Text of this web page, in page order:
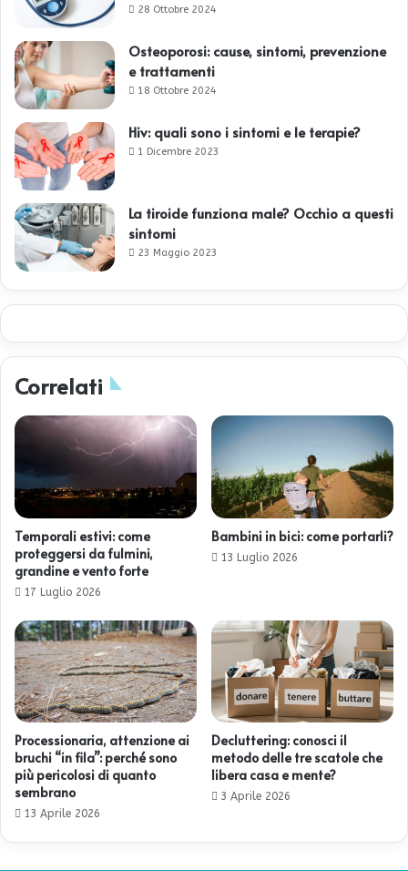
28 Ottobre 2024
Osteoporosi: cause, sintomi, prevenzione
e trattamenti
18 Ottobre 2024
Hiv: quali sono i sintomi e le terapie?
1 Dicembre 2023
La tiroide funziona male? Occhio a questi
sintomi
23 Maggio 2023
Correlati
Temporali estivi: come
proteggersi da fulmini,
grandine e vento forte
17 Luglio 2026
Bambini in bici: come portarli?
13 Luglio 2026
Processionaria, attenzione ai
bruchi “in fila”: perché sono
più pericolosi di quanto
sembrano
13 Aprile 2026
Decluttering: conosci il
metodo delle tre scatole che
libera casa e mente?
3 Aprile 2026